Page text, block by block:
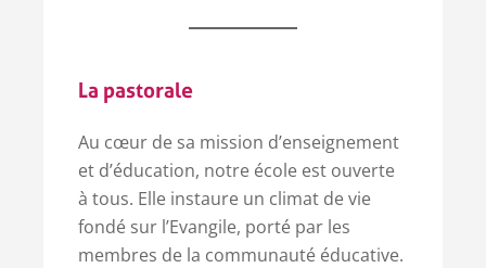
La pastorale
Au cœur de sa mission d’enseignement
et d’éducation, notre école est ouverte
à tous. Elle instaure un climat de vie
fondé sur l’Evangile, porté par les
membres de la communauté éducative.